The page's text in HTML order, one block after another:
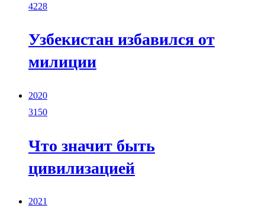
4228
Узбекистан избавился от
милиции
2020
3150
Что значит быть
цивилизацией
2021